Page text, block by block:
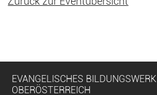
EVANGELISCHES BILDUNGSWERK
OBERÖSTERREICH